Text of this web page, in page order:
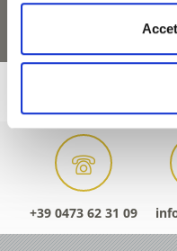
+39 0473 62 31 09